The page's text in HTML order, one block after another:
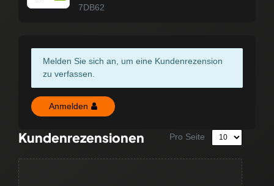
7DB62
Melden Sie sich an, um eine Kundenrezension
zu verfassen.
Anmelden
Kundenrezensionen Pro Seite